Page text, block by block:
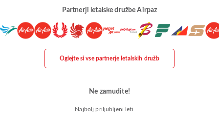
Partnerji letalske družbe Airpaz
Oglejte si vse partnerje letalskih družb
Ne zamudite!
Najbolj priljubljeni leti